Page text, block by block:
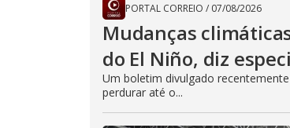
PORTAL CORREIO / 07/08/2026
Mudanças
do El Niño, diz
Um boletim divulgado
perdurar até o...